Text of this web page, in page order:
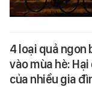
4 loại quả ngon
vào mùa hè:
của nhiều gia